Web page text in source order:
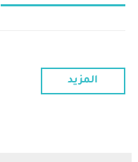
المزيد